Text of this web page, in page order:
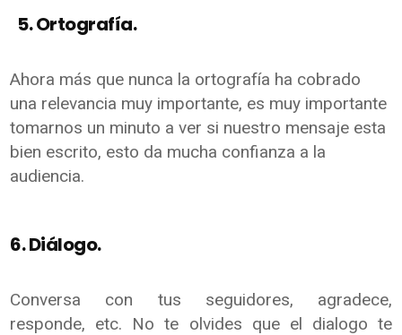
5. Ortografía.
Ahora más que nunca la ortografía ha cobrado
una relevancia muy importante, es muy importante
tomarnos un minuto a ver si nuestro mensaje esta
bien escrito, esto da mucha confianza a la
audiencia.
6. Diálogo.
Conversa con tus seguidores, agradece,
responde, etc. No te olvides que el dialogo te